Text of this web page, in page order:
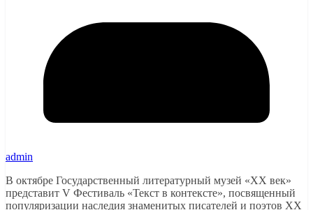
admin
В октябре Государственный литературный музей «ХХ век»
представит V Фестиваль «Текст в контексте», посвященный
популяризации наследия знаменитых писателей и поэтов ХХ